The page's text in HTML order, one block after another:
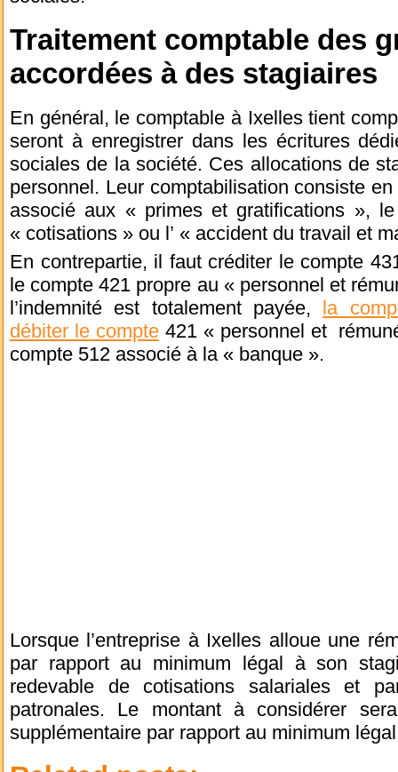
Traitement comptable des
accordées à des stagiaires
En général, le comptable à Ixelles tient
seront à enregistrer dans les écritures
sociales de la société. Ces allocations de
personnel. Leur comptabilisation consiste
associé aux « primes et gratifications »,
« cotisations » ou l’ « accident du travail et
En contrepartie, il faut créditer le compte
le compte 421 propre au « personnel et
l’indemnité est totalement payée, la
débiter le compte421 « personnel et
compte 512 associé à la « banque ».
Lorsque l’entreprise à Ixelles alloue une
par rapport au minimum légal à son
redevable de cotisations salariales et
patronales. Le montant à considérer
supplémentaire par rapport au minimum